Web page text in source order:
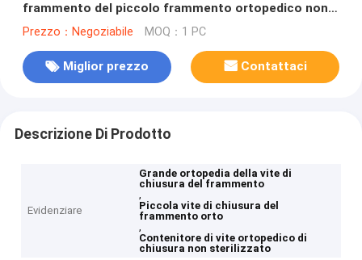
frammento del piccolo frammento ortopedico non
sterilizzato
Prezzo：Negoziabile MOQ：1 PC
Miglior prezzo Contattaci
Descrizione Di Prodotto
Evidenziare
Grande ortopedia della vite di
chiusura del frammento
,
Piccola vite di chiusura del
frammento orto
,
Contenitore di vite ortopedico di
chiusura non sterilizzato